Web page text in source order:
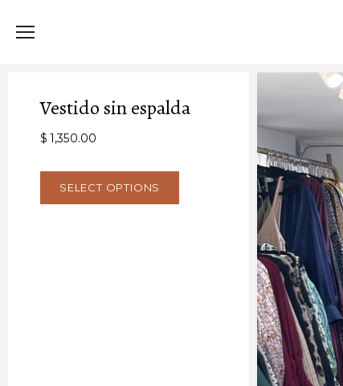
Vestido sin espalda
$ 1,350.00
SELECT OPTIONS